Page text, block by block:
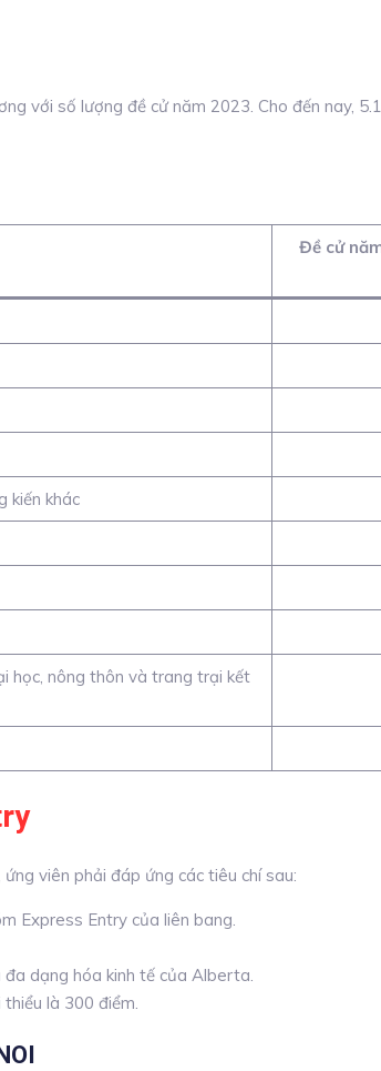
với số lượng đề cử năm 2023. Cho đến nay,
Đề cử
kiến khác
học, nông thôn và trang trại kết
viên phải đáp ứng các tiêu chí sau:
Express Entry của liên bang.
dạng hóa kinh tế của Alberta.
là 300 điểm.